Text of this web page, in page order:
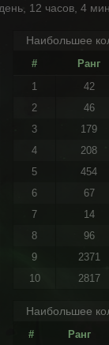
12 часов, 4
Наибольшее
#
Ранг
1
42
2
46
3
179
4
208
5
454
6
67
7
14
8
96
9
2371
10
2817
Наибольшее
#
Ранг